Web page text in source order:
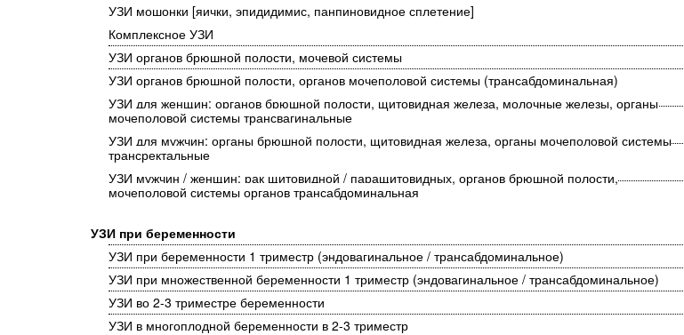
УЗИ мошонки [яички, эпидидимис, панпиновидное сплетение]
Комплексное УЗИ
УЗИ органов брюшной полости, мочевой системы
УЗИ органов брюшной полости, органов мочеполовой системы (трансабдоминальная)
УЗИ для женщин: органов брюшной полости, щитовидная железа, молочные железы, органы
мочеполовой системы трансвагинальные
УЗИ для мужчин: органы брюшной полости, щитовидная железа, органы мочеполовой системы
трансректальные
УЗИ мужчин / женщин: рак щитовидной / паращитовидных, органов брюшной полости,
мочеполовой системы органов трансабдоминальная
УЗИ при беременности
УЗИ при беременности 1 триместр (эндовагинальное / трансабдоминальное)
УЗИ при множественной беременности 1 триместр (эндовагинальное / трансабдоминальное)
УЗИ во 2-3 триместре беременности
УЗИ в многоплодной беременности в 2-3 триместр